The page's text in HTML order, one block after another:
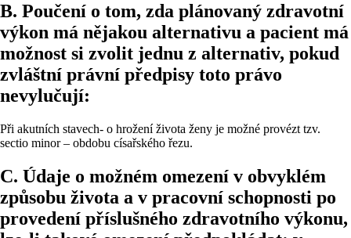
B. Poučení o tom, zda plánovaný zdravotní
výkon má nějakou alternativu a pacient má
možnost si zvolit jednu z alternativ, pokud
zvláštní právní předpisy toto právo
nevylučují:
Při akutních stavech- o hrožení života ženy je možné provézt tzv.
sectio minor – obdobu císařského řezu.
C. Údaje o možném omezení v obvyklém
způsobu života a v pracovní schopnosti po
provedení příslušného zdravotního výkonu,